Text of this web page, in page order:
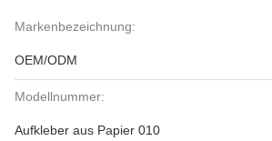
Markenbezeichnung:
OEM/ODM
Modellnummer:
Aufkleber aus Papier 010